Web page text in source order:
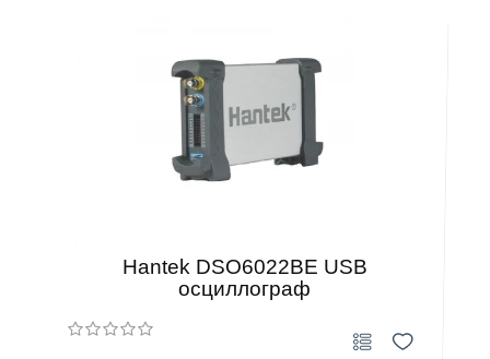
Hantek DSO6022BE USB
осциллограф